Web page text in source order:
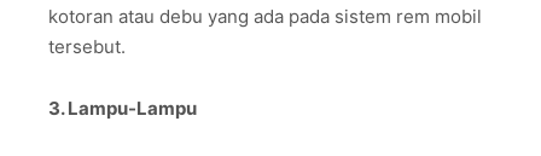
kotoran atau debu yang ada pada sistem rem mobil
tersebut.
3. Lampu-Lampu